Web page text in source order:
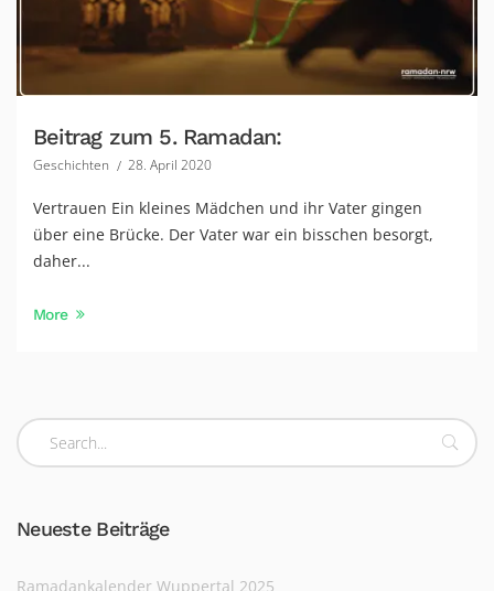
Beitrag zum 5. Ramadan:
Geschichten 28. April 2020
Vertrauen Ein kleines Mädchen und ihr Vater gingen
über eine Brücke. Der Vater war ein bisschen besorgt,
daher...
More
Neueste Beiträge
Ramadankalender Wuppertal 2025